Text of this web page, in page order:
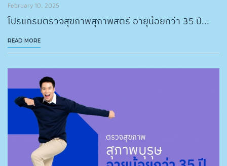
February 10, 2025
โปรแกรมตรวจสุขภาพสุภาพสตรี อายุน้อยกว่า 35 ปี...
READ MORE